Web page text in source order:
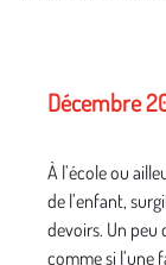
Décembre
À l’école ou
de l’enfant,
devoirs. Un peu
comme si l’une